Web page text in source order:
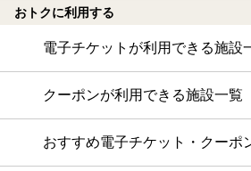
おトクに利用する
電子チケットが利用できる施設
クーポンが利用できる施設一覧
おすすめ電子チケット・クーポ